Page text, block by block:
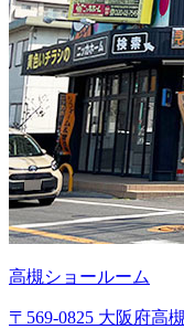
高槻ショールーム
〒569-0825 大阪府高